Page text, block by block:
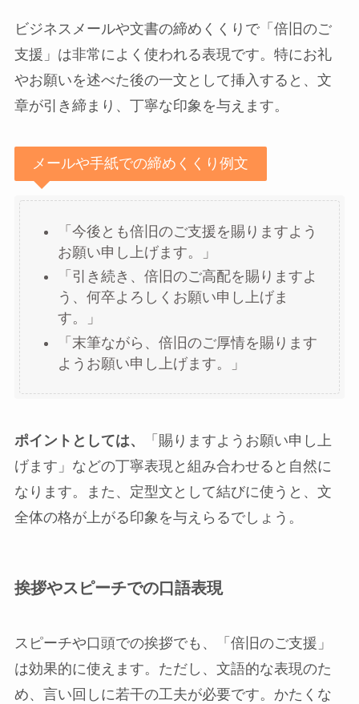
ビジネスメールや文書の締めくくりで「倍旧のご
支援」は非常によく使われる表現です。特にお礼
やお願いを述べた後の一文として挿入すると、文
章が引き締まり、丁寧な印象を与えます。
メールや手紙での締めくくり例文
「今後とも倍旧のご支援を賜りますよう
お願い申し上げます。」
「引き続き、倍旧のご高配を賜りますよ
う、何卒よろしくお願い申し上げま
す。」
「末筆ながら、倍旧のご厚情を賜ります
ようお願い申し上げます。」
ポイントとしては、
「賜りますようお願い申し上
げます」などの丁寧表現と組み合わせると自然に
なります。また、定型文として結びに使うと、文
全体の格が上がる印象を与えらるでしょう。
挨拶やスピーチでの口語表現
スピーチや口頭での挨拶でも、「倍旧のご支援」
は効果的に使えます。ただし、文語的な表現のた
め、言い回しに若干の工夫が必要です。かたくな